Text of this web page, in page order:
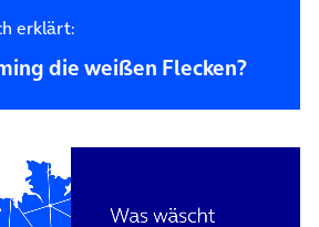
erklärt:
die weißen Flecken?